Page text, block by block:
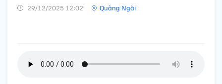
29/12/2025 12:02’ Quảng Ngãi